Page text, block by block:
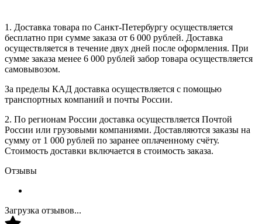
1. Доставка товара по Санкт-Петербургу осуществляется
бесплатно при сумме заказа от 6 000 рублей. Доставка
осуществляется в течение двух дней после оформления. При
сумме заказа менее 6 000 рублей забор товара осуществляется
самовывозом.
За пределы КАД доставка осуществляется с помощью
транспортных компаний и почты России.
2. По регионам России доставка осуществляется Почтой
России или грузовыми компаниями. Доставляются заказы на
сумму от 1 000 рублей по заранее оплаченному счёту.
Стоимость доставки включается в стоимость заказа.
Отзывы
Загрузка отзывов...